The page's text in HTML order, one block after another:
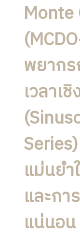
พยาก
เวลาเ
แม่นย
และกา
แน่นอน